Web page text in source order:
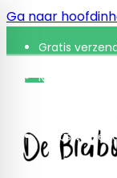
Ga naar
Gratis
Retourneren
De beste
Gratis
Retourneren